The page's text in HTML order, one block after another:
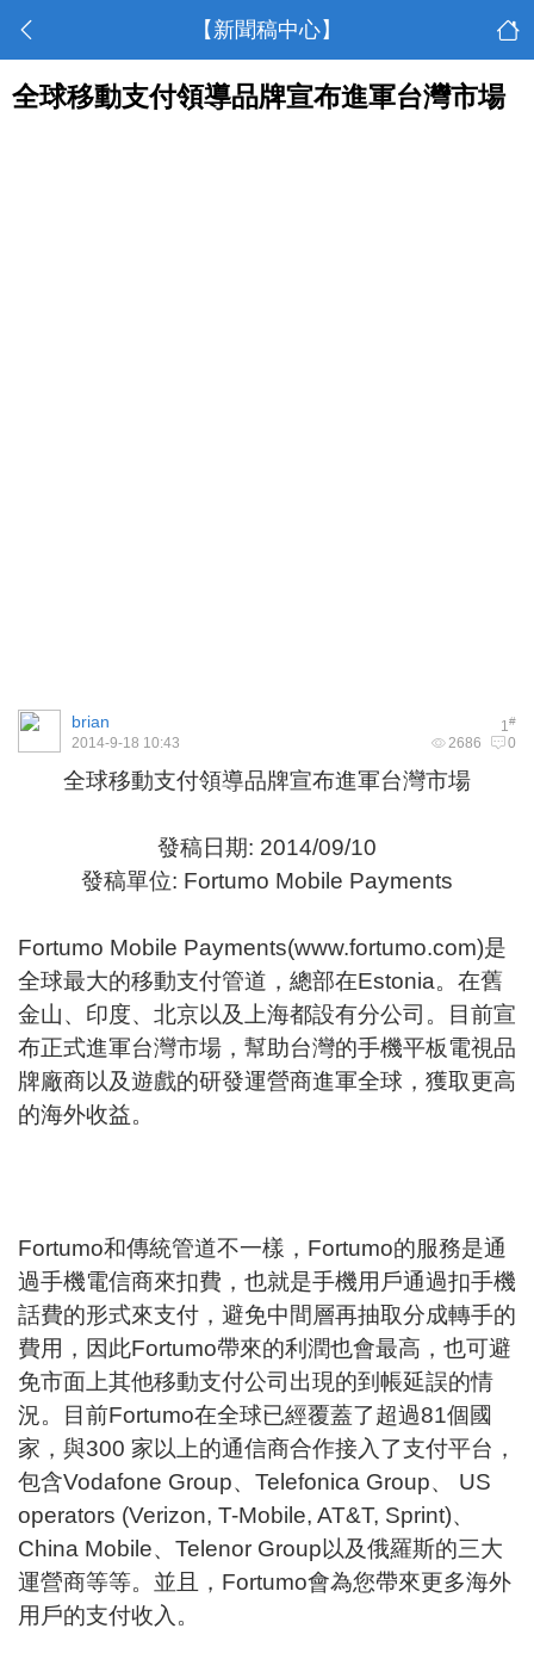
【新聞稿中心】
全球移動支付領導品牌宣布進軍台灣市場
1#
brian
2686 0
2014-9-18 10:43
全球移動支付領導品牌宣布進軍台灣市場
發稿日期: 2014/09/10
發稿單位: Fortumo Mobile Payments
Fortumo Mobile Payments(www.fortumo.com)是
全球最大的移動支付管道，總部在Estonia。在舊
金山、印度、北京以及上海都設有分公司。目前宣
布正式進軍台灣市場，幫助台灣的手機平板電視品
牌廠商以及遊戲的研發運營商進軍全球，獲取更高
的海外收益。
Fortumo和傳統管道不一樣，Fortumo的服務是通
過手機電信商來扣費，也就是手機用戶通過扣手機
話費的形式來支付，避免中間層再抽取分成轉手的
費用，因此Fortumo帶來的利潤也會最高，也可避
免市面上其他移動支付公司出現的到帳延誤的情
況。目前Fortumo在全球已經覆蓋了超過81個國
家，與300 家以上的通信商合作接入了支付平台，
包含Vodafone Group、Telefonica Group、 US
operators (Verizon, T-Mobile, AT&T, Sprint)、
China Mobile、Telenor Group以及俄羅斯的三大
運營商等等。並且，Fortumo會為您帶來更多海外
用戶的支付收入。